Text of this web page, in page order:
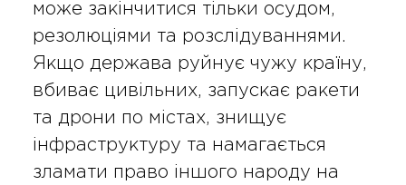
може закінчитися тільки осудом,
резолюціями та розслідуваннями.
Якщо держава руйнує чужу країну,
вбиває цивільних, запускає ракети
та дрони по містах, знищує
інфраструктуру та намагається
зламати право іншого народу на